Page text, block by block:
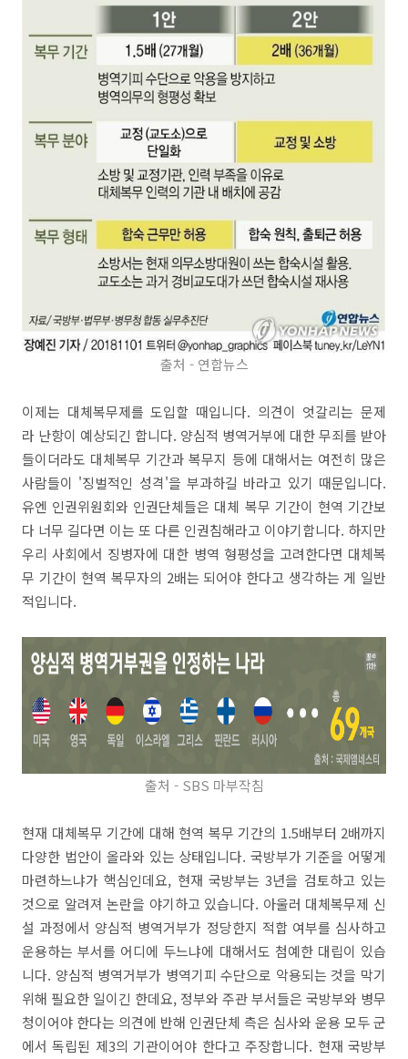
출처 - 연합뉴스
이제는 대체복무제를 도입할 때입니다. 의견이 엇갈리는 문제
라 난항이 예상되긴 합니다. 양심적 병역거부에 대한 무죄를 받아
들이더라도 대체복무 기간과 복무지 등에 대해서는 여전히 많은
사람들이 '징벌적인 성격'을 부과하길 바라고 있기 때문입니다.
유엔 인권위원회와 인권단체들은 대체 복무 기간이 현역 기간보
다 너무 길다면 이는 또 다른 인권침해라고 이야기합니다. 하지만
우리 사회에서 징병자에 대한 병역 형평성을 고려한다면 대체복
무 기간이 현역 복무자의 2배는 되어야 한다고 생각하는 게 일반
적입니다.
출처 - SBS 마부작침
현재 대체복무 기간에 대해 현역 복무 기간의 1.5배부터 2배까지
다양한 법안이 올라와 있는 상태입니다. 국방부가 기준을 어떻게
마련하느냐가 핵심인데요, 현재 국방부는 3년을 검토하고 있는
것으로 알려져 논란을 야기하고 있습니다. 아울러 대체복무제 신
설 과정에서 양심적 병역거부가 정당한지 적합 여부를 심사하고
운용하는 부서를 어디에 두느냐에 대해서도 첨예한 대립이 있습
니다. 양심적 병역거부가 병역기피 수단으로 악용되는 것을 막기
위해 필요한 일이긴 한데요, 정부와 주관 부서들은 국방부와 병무
청이어야 한다는 의견에 반해 인권단체 측은 심사와 운용 모두 군
에서 독립된 제3의 기관이어야 한다고 주장합니다. 현재 국방부